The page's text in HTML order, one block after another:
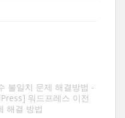
불일치 문제 해결방법 -
워드프레스 이전
해결 방법